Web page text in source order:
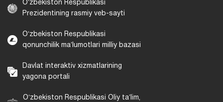
Oʻzbekiston Respublikasi
Prezidentining rasmiy veb-sayti
Oʻzbekiston Respublikasi
qonunchilik maʼlumotlari milliy bazasi
Davlat interaktiv xizmatlarining
yagona portali
Oʻzbekiston Respublikasi Oliy taʼlim,